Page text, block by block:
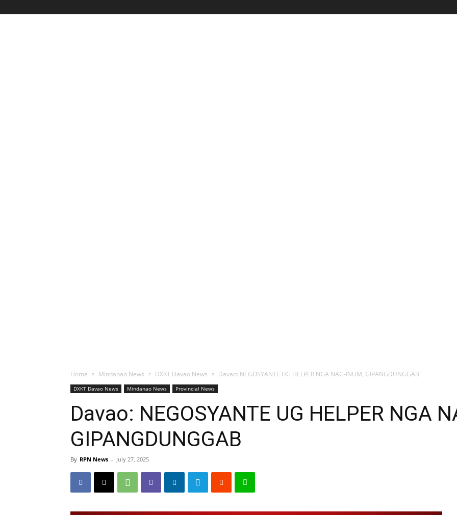
Home Mindanao News DXKT Davao News Davao: NEGOSYANTE UG HELPER NGA NAG-INUM, GIPANGDUNGGAB
DXKT Davao News Mindanao News Provincial News
Davao: NEGOSYANTE UG HELPER NGA
GIPANGDUNGGAB
By RPN News - July 27, 2025